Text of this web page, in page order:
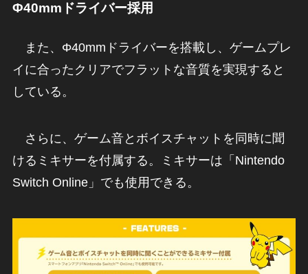
Φ40mmドライバー採用
また、Φ40mmドライバーを搭載し、ゲームプレ
イに合ったクリアでフラットな音質を実現すると
している。
さらに、ゲーム音とボイスチャットを同時に聞
けるミキサーを付属する。ミキサーは「Nintendo
Switch Online」でも使用できる。